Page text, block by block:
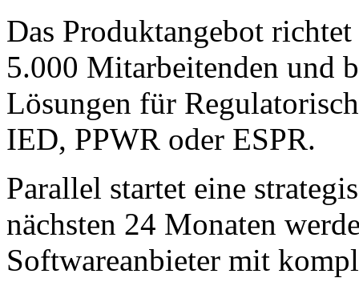
Das Produktangebot
5.000 Mitarbeitenden und
Lösungen für
IED, PPWR oder ESPR.
Parallel startet eine
nächsten 24 Monaten
Softwareanbieter mit